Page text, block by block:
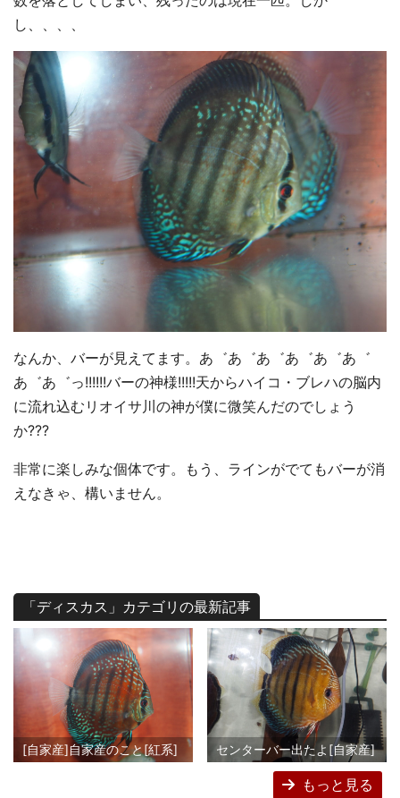
し、、、、
なんか、バーが見えてます。あ゛あ゛あ゛あ゛あ゛あ゛
あ゛あ゛っ!!!!!!バーの神様!!!!!天からハイコ・ブレハの脳内
に流れ込むリオイサ川の神が僕に微笑んだのでしょう
か???
非常に楽しみな個体です。もう、ラインがでてもバーが消
えなきゃ、構いません。
「ディスカス」カテゴリの最新記事
[自家産]自家産のこと[紅系] センターバー出たよ[自家産]
もっと見る